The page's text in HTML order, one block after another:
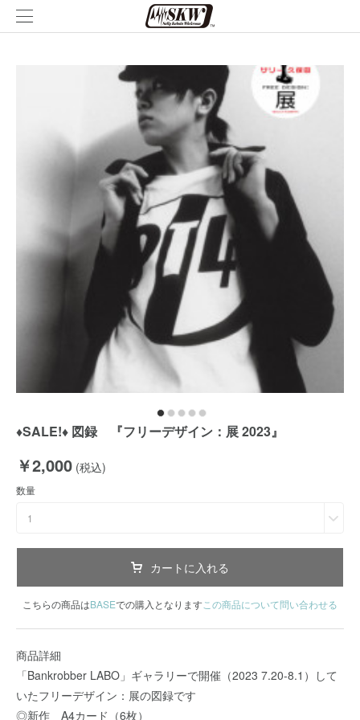
♦️SALE!♦️ 図録 『フリーデザイン：展 2023』
￥2,000 (税込)
数量
1
カートに入れる
こちらの商品はBASEでの購入となりますこの商品について問い合わせる
商品詳細
「Bankrobber LABO」ギャラリーで開催（2023 7.20-8.1）して
いたフリーデザイン：展の図録です
◎新作 A4カード（6枚）